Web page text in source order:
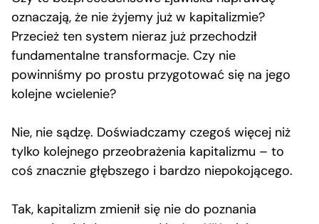
oznaczają, że nie żyjemy już w kapitalizmie?
Przecież ten system nieraz już przechodził
fundamentalne transformacje. Czy nie
powinniśmy po prostu przygotować się na jego
kolejne wcielenie?
Nie, nie sądzę. Doświadczamy czegoś więcej niż
tylko kolejnego przeobrażenia kapitalizmu – to
coś znacznie głębszego i bardzo niepokojącego.
Tak, kapitalizm zmienił się nie do poznania